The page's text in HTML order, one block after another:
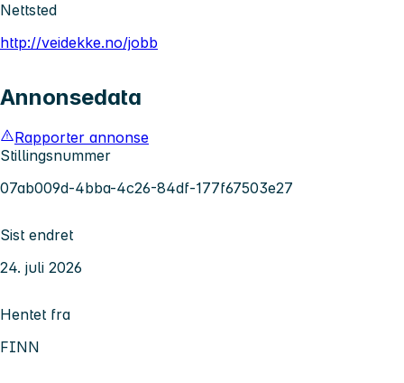
Nettsted
http://veidekke.no/jobb
Annonsedata
Rapporter annonse
Stillingsnummer
07ab009d-4bba-4c26-84df-177f67503e27
Sist endret
24. juli 2026
Hentet fra
FINN